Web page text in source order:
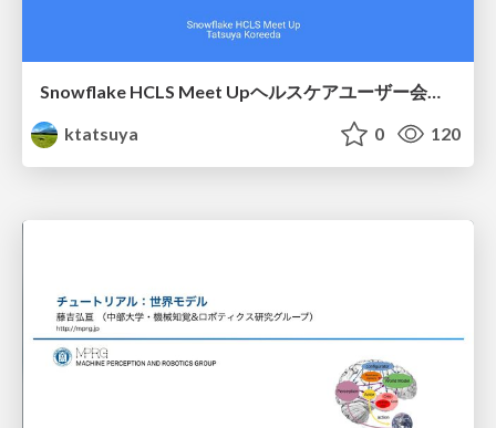
Snowflake HCLS Meet Upヘルスケアユーザー会紹介
ktatsuya
0 120